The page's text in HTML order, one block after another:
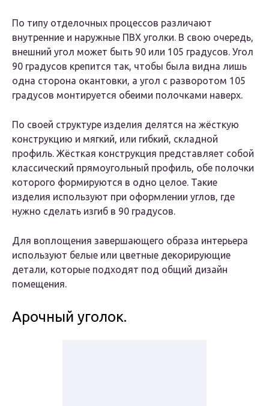
По типу отделочных процессов различают
внутренние и наружные ПВХ уголки. В свою очередь,
внешний угол может быть 90 или 105 градусов. Угол
90 градусов крепится так, чтобы была видна лишь
одна сторона окантовки, а угол с разворотом 105
градусов монтируется обеими полочками наверх.
По своей структуре изделия делятся на жёсткую
конструкцию и мягкий, или гибкий, складной
профиль. Жёсткая конструкция представляет собой
классический прямоугольный профиль, обе полочки
которого формируются в одно целое. Такие
изделия используют при оформлении углов, где
нужно сделать изгиб в 90 градусов.
Для воплощения завершающего образа интерьера
используют белые или цветные декорирующие
детали, которые подходят под общий дизайн
помещения.
Арочный уголок.